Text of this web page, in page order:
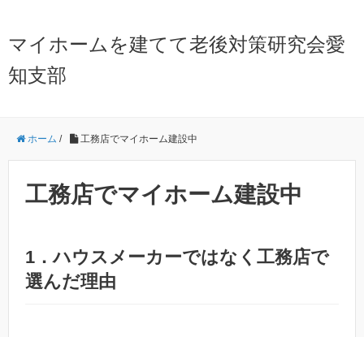
マイホームを建てて老後対策研究会愛
知支部
ホーム / 工務店でマイホーム建設中
工務店でマイホーム建設中
1．ハウスメーカーではなく工務店で
選んだ理由